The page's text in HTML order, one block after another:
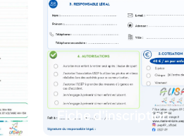
Fiche d'inscription